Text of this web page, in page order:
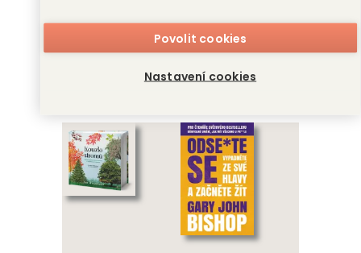
Povolit cookies
Nastavení cookies
S potížemi je jednaŠest esenciálních
se neobejdete